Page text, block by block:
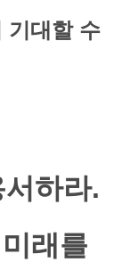
기대할 수
하라.
래를